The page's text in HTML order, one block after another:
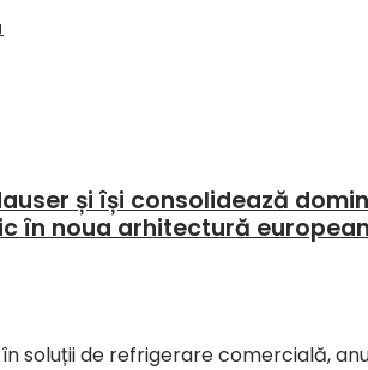
și își consolidează
în noua arhitectură
soluții de refrigerare comercială,